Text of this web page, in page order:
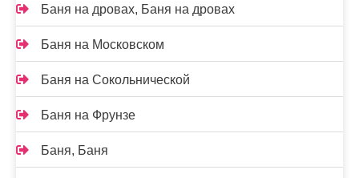
Баня на дровах, Баня на дровах
Баня на Московском
Баня на Сокольнической
Баня на Фрунзе
Баня, Баня